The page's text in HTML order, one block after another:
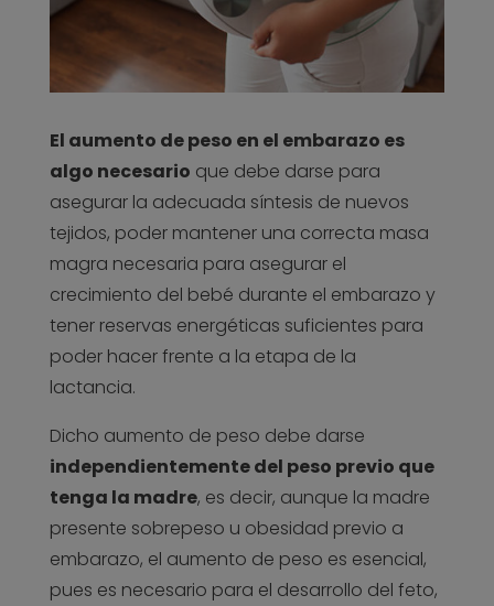
El aumento de peso en el embarazo es
algo necesario que debe darse para
asegurar la adecuada síntesis de nuevos
tejidos, poder mantener una correcta masa
magra necesaria para asegurar el
crecimiento del bebé durante el embarazo y
tener reservas energéticas suficientes para
poder hacer frente a la etapa de la
lactancia.
Dicho aumento de peso debe darse
independientemente del peso previo que
tenga la madre, es decir, aunque la madre
presente sobrepeso u obesidad previo a
embarazo, el aumento de peso es esencial,
pues es necesario para el desarrollo del feto,